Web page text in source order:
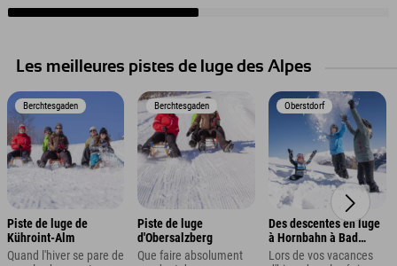
Les meilleures pistes de luge des Alpes
Berchtesgaden
Piste de luge de
Kühroint-Alm
Quand l'hiver se pare de
Berchtesgaden
Piste de luge
d'Obersalzberg
Que faire absolument
Oberstdorf
Des descentes en luge
à Hornbahn à Bad
Hindelang
Lors de vos vacances